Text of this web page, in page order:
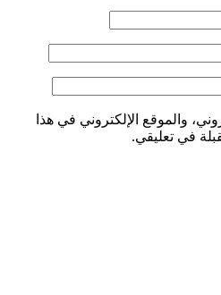
والموقع الإلكتروني في هذا
في تعليقي.